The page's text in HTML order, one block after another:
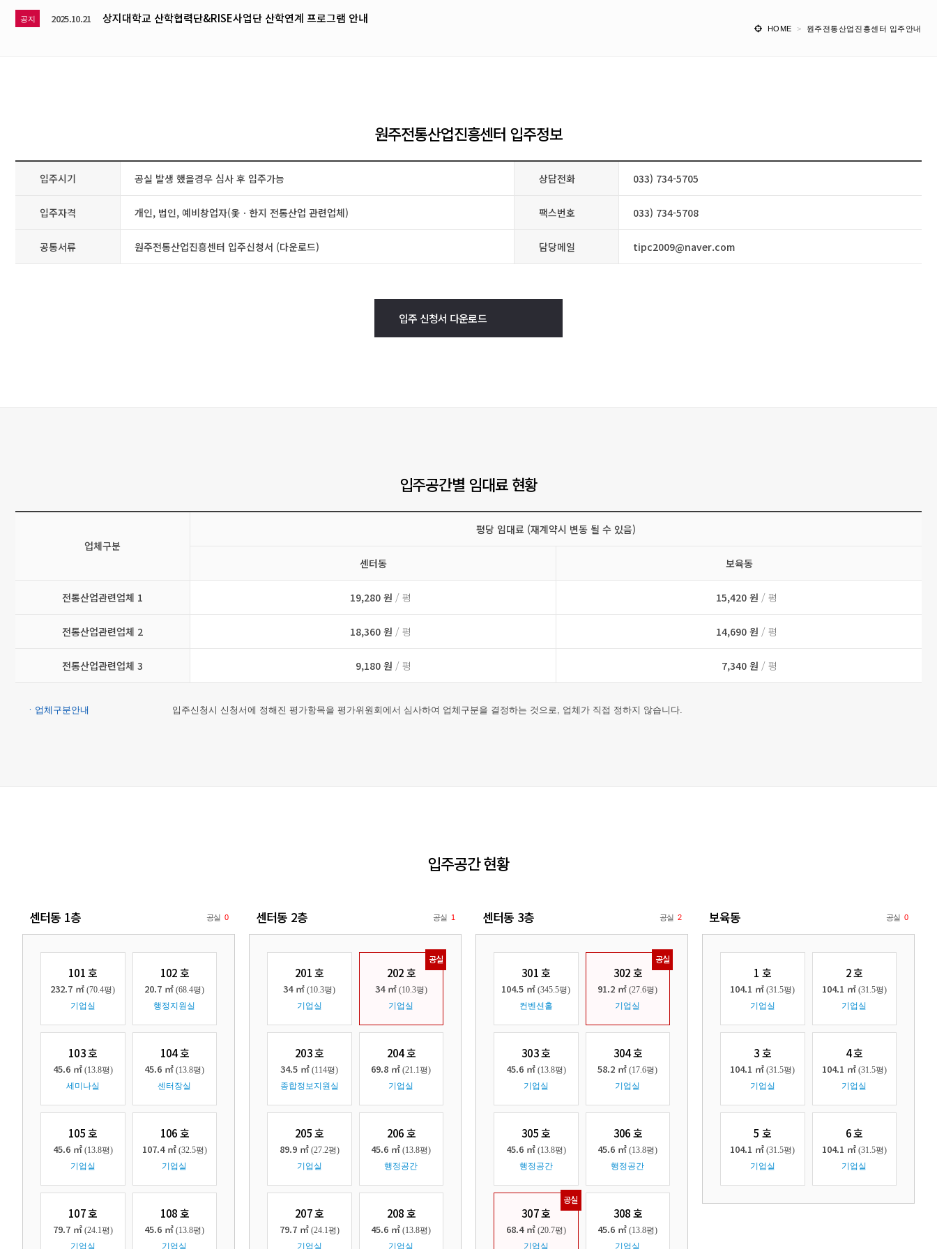
공지 2025.10.21 상지대학교 산학협력단&RISE사업단 산학연계 프로그램 안내
HOME > 원주전통산업진흥센터 입주안내
원주전통산업진흥센터 입주정보
입주시기 공실 발생 했을경우 심사 후 입주가능
입주자격 개인, 법인, 예비창업자(옻ㆍ한지 전통산업 관련업체)
공통서류 원주전통산업진흥센터 입주신청서 (다운로드)
상담전화 033) 734-5705
팩스번호 033) 734-5708
담당메일 tipc2009@naver.com
입주 신청서 다운로드
입주공간별 임대료 현황
업체구분
평당 임대료 (재계약시 변동 될 수 있음)
센터동 보육동
전통산업관련업체 1 19,280 원 / 평 15,420 원 / 평
전통산업관련업체 2 18,360 원 / 평 14,690 원 / 평
전통산업관련업체 3 9,180 원 / 평 7,340 원 / 평
ㆍ업체구분안내 입주신청시 신청서에 정해진 평가항목을 평가위원회에서 심사하여 업체구분을 결정하는 것으로, 업체가 직접 정하지 않습니다.
입주공간 현황
센터동 1층 공실 0
101 호
232.7 ㎡ (70.4평)
기업실
102 호
20.7 ㎡ (68.4평)
행정지원실
103 호
45.6 ㎡ (13.8평)
세미나실
104 호
45.6 ㎡ (13.8평)
센터장실
105 호
45.6 ㎡ (13.8평)
기업실
106 호
107.4 ㎡ (32.5평)
기업실
107 호
79.7 ㎡ (24.1평)
기업실
108 호
45.6 ㎡ (13.8평)
기업실
센터동 2층 공실 1
201 호
34 ㎡ (10.3평)
기업실
공실
202 호
34 ㎡ (10.3평)
기업실
203 호
34.5 ㎡ (114평)
종합정보지원실
204 호
69.8 ㎡ (21.1평)
기업실
205 호
89.9 ㎡ (27.2평)
기업실
206 호
45.6 ㎡ (13.8평)
행정공간
207 호
79.7 ㎡ (24.1평)
기업실
208 호
45.6 ㎡ (13.8평)
기업실
센터동 3층 공실 2
301 호
104.5 ㎡ (345.5평)
컨벤션홀
공실
302 호
91.2 ㎡ (27.6평)
기업실
303 호
45.6 ㎡ (13.8평)
기업실
304 호
58.2 ㎡ (17.6평)
기업실
305 호
45.6 ㎡ (13.8평)
행정공간
306 호
45.6 ㎡ (13.8평)
행정공간
공실
307 호
68.4 ㎡ (20.7평)
기업실
308 호
45.6 ㎡ (13.8평)
기업실
보육동 공실 0
1 호
104.1 ㎡ (31.5평)
기업실
2 호
104.1 ㎡ (31.5평)
기업실
3 호
104.1 ㎡ (31.5평)
기업실
4 호
104.1 ㎡ (31.5평)
기업실
5 호
104.1 ㎡ (31.5평)
기업실
6 호
104.1 ㎡ (31.5평)
기업실